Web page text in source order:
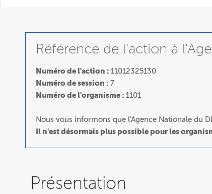
Référence de l'action à
Numéro de l'action :11012325130
Numéro de session :7
Numéro de l'organisme :1101
Nous vous informons que l'Agence Nationale du
Il n'est désormais plus possible pour les
Présentation